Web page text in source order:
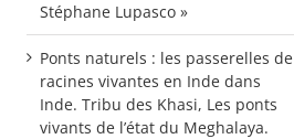
Stéphane Lupasco »
Ponts naturels : les passerelles de
racines vivantes en Inde dans
Inde. Tribu des Khasi, Les ponts
vivants de l’état du Meghalaya.